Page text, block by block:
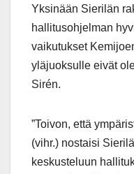
Yksinään Sierilän
hallitusohjelman
vaikutukset
yläjuoksulle eivät
Sirén.
”Toivon, että
(vihr.) nostaisi
keskusteluun